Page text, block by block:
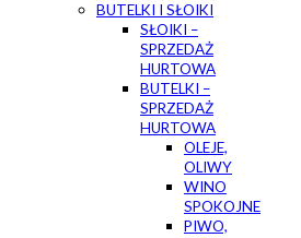
BUTELKI I SŁOIKI
SŁOIKI –
SPRZEDAŻ
HURTOWA
BUTELKI –
SPRZEDAŻ
HURTOWA
OLEJE,
OLIWY
WINO
SPOKOJNE
PIWO,